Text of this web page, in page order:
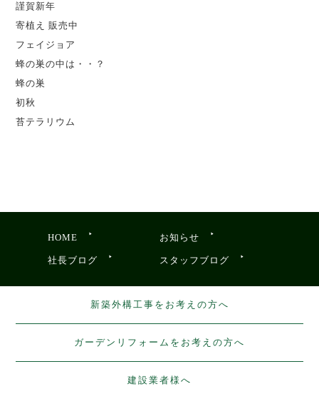
謹賀新年
寄植え 販売中
フェイジョア
蜂の巣の中は・・？
蜂の巣
初秋
苔テラリウム
HOME お知らせ
社長ブログ スタッフブログ
新築外構工事をお考えの方へ
ガーデンリフォームをお考えの方へ
建設業者様へ